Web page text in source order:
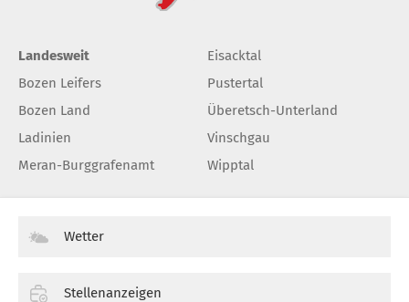
Landesweit
Bozen Leifers
Bozen Land
Ladinien
Meran-Burggrafenamt
Eisacktal
Pustertal
Überetsch-Unterland
Vinschgau
Wipptal
Wetter
Stellenanzeigen